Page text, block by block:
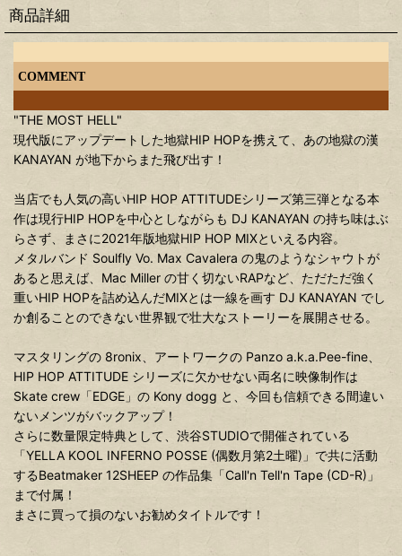
商品詳細
COMMENT
"THE MOST HELL"
現代版にアップデートした地獄HIP HOPを携えて、あの地獄の漢
KANAYAN が地下からまた飛び出す！
当店でも人気の高いHIP HOP ATTITUDEシリーズ第三弾となる本
作は現行HIP HOPを中心としながらも DJ KANAYAN の持ち味はぶ
らさず、まさに2021年版地獄HIP HOP MIXといえる内容。
メタルバンド Soulfly Vo. Max Cavalera の鬼のようなシャウトが
あると思えば、Mac Miller の甘く切ないRAPなど、ただただ強く
重いHIP HOPを詰め込んだMIXとは一線を画す DJ KANAYAN でし
か創ることのできない世界観で壮大なストーリーを展開させる。
マスタリングの 8ronix、アートワークの Panzo a.k.a.Pee-fine、
HIP HOP ATTITUDE シリーズに欠かせない両名に映像制作は
Skate crew「EDGE」の Kony dogg と、今回も信頼できる間違い
ないメンツがバックアップ！
さらに数量限定特典として、渋谷STUDIOで開催されている
「YELLA KOOL INFERNO POSSE (偶数月第2土曜)」で共に活動
するBeatmaker 12SHEEP の作品集「Call'n Tell'n Tape (CD-R)」
まで付属！
まさに買って損のないお勧めタイトルです！